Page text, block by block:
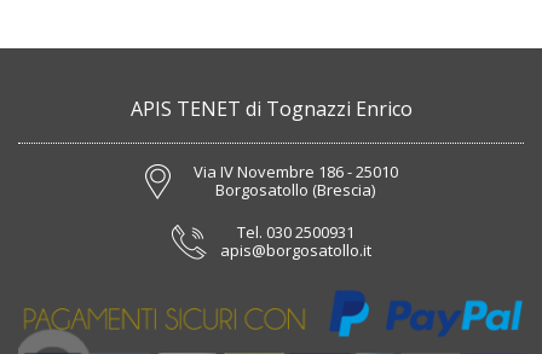
APIS TENET di Tognazzi Enrico
Via IV Novembre 186 - 25010
Borgosatollo (Brescia)
Tel. 030 2500931
apis@borgosatollo.it